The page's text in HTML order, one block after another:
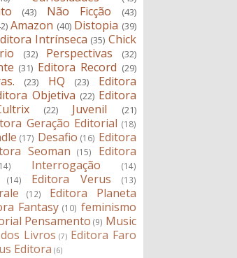
(43) Não Ficção (43)
Amazon (40) Distopia (39)
Intrínseca (35) Chick
(32) Perspectivas (32)
(31) Editora Record (29)
(23) HQ (23)
Editora
Objetiva (22) Editora
(22) Juvenil (21)
Geração Editorial (18)
(17) Desafio (16) Editora
Seoman (15)
Editora
Interrogação (14)
(14) Editora Verus (13)
(12)
Editora Planeta
Fantasy (10) feminismo
Pensamento (9) Music
Livros (7) Editora Faro
Editora (6)